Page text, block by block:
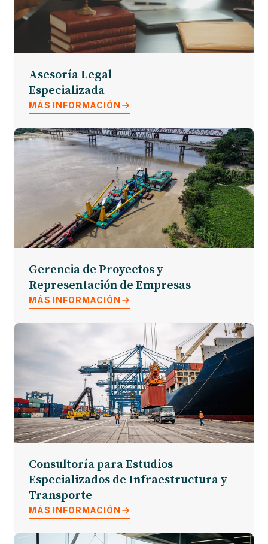
Asesoría Legal
Especializada
MÁS INFORMACIÓN
Gerencia de Proyectos y
Representación de Empresas
MÁS INFORMACIÓN
Consultoría para Estudios
Especializados de Infraestructura y
Transporte
MÁS INFORMACIÓN